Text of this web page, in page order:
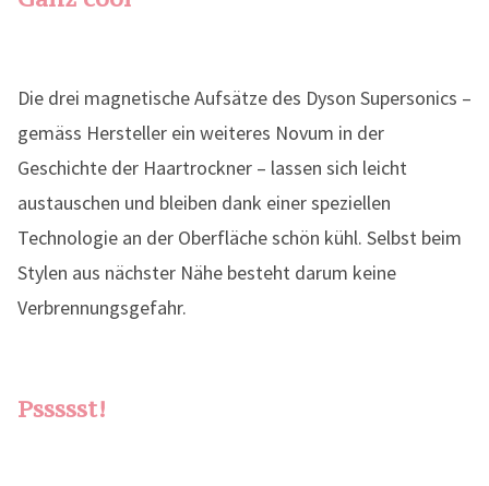
Die drei magnetische Aufsätze des Dyson Supersonics –
gemäss Hersteller ein weiteres Novum in der
Geschichte der Haartrockner – lassen sich leicht
austauschen und bleiben dank einer speziellen
Technologie an der Oberfläche schön kühl. Selbst beim
Stylen aus nächster Nähe besteht darum keine
Verbrennungsgefahr.
Pssssst!